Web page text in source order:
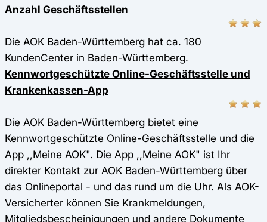
Anzahl Geschäftsstellen
Die AOK Baden-Württemberg hat ca. 180
KundenCenter in Baden-Württemberg.
Kennwortgeschützte Online-Geschäftsstelle und
Krankenkassen-App
Die AOK Baden-Württemberg bietet eine
Kennwortgeschützte Online-Geschäftsstelle und die
App ,,Meine AOK". Die App ,,Meine AOK" ist Ihr
direkter Kontakt zur AOK Baden-Württemberg über
das Onlineportal - und das rund um die Uhr. Als AOK-
Versicherter können Sie Krankmeldungen,
Mitgliedsbescheinigungen und andere Dokumente